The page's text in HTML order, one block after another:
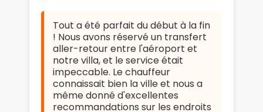
Tout a été parfait du début à la fin
! Nous avons réservé un transfert
aller-retour entre l'aéroport et
notre villa, et le service était
impeccable. Le chauffeur
connaissait bien la ville et nous a
même donné d'excellentes
recommandations sur les endroits